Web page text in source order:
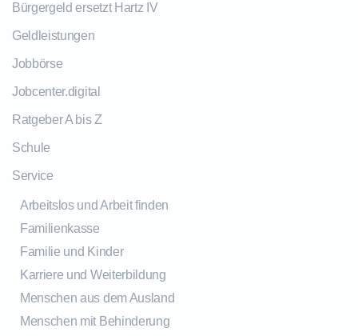
Bürgergeld ersetzt Hartz IV
Geldleistungen
Jobbörse
Jobcenter.digital
Ratgeber A bis Z
Schule
Service
Arbeitslos und Arbeit finden
Familienkasse
Familie und Kinder
Karriere und Weiterbildung
Menschen aus dem Ausland
Menschen mit Behinderung